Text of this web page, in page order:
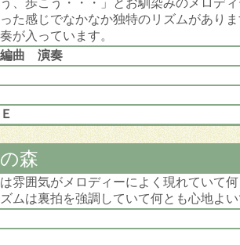
う、歩こう・・・」とお馴染みのメロデ
た感じでなかなか独特のリズムがあり
が入っています。
曲 演奏
森
雰囲気がメロディーによく現れていて
ムは裏拍を強調していて何とも心地よい